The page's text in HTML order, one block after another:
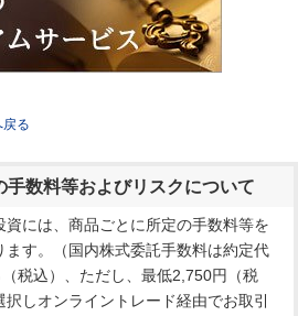
る
手数料等およびリスクについて
には、商品ごとに所定の手数料等を
ます。（国内株式委託手数料は約定代
税込）、ただし、最低2,750円（税
しオンライントレード経由でお取引